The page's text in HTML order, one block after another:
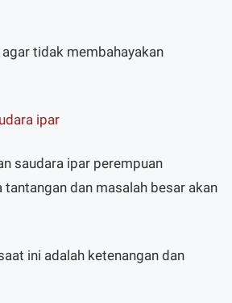
tidak membahayakan
ipar
saudara ipar perempuan
tantangan dan masalah besar akan
ini adalah ketenangan dan